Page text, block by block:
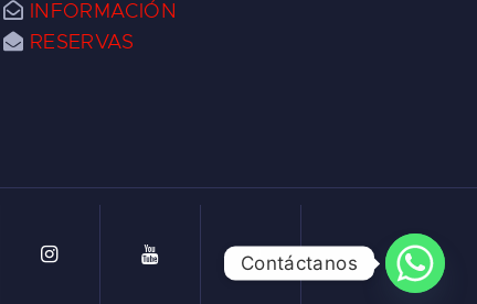
INFORMACIÓN
RESERVAS
Contáctanos